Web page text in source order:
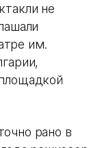
не
им.
рано в